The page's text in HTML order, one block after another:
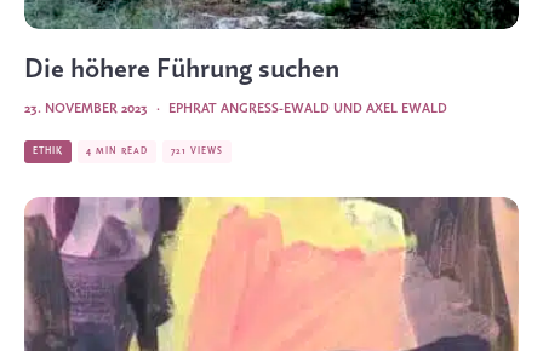
Die höhere Führung suchen
EPHRAT ANGRESS-EWALD UND AXEL EWALD
·
23. NOVEMBER 2023
ETHIK 4 MIN READ 721 VIEWS